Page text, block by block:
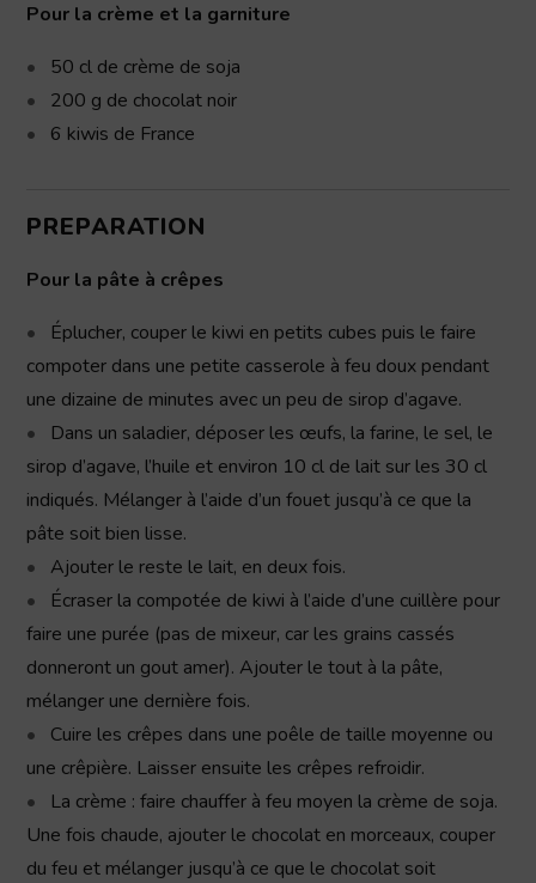
Pour la crème et la garniture
50 cl de crème de soja
200 g de chocolat noir
6 kiwis de France
PREPARATION
Pour la pâte à crêpes
Éplucher, couper le kiwi en petits cubes puis le faire
compoter dans une petite casserole à feu doux pendant
une dizaine de minutes avec un peu de sirop d’agave.
Dans un saladier, déposer les œufs, la farine, le sel, le
sirop d’agave, l’huile et environ 10 cl de lait sur les 30 cl
indiqués. Mélanger à l’aide d’un fouet jusqu’à ce que la
pâte soit bien lisse.
Ajouter le reste le lait, en deux fois.
Écraser la compotée de kiwi à l’aide d’une cuillère pour
faire une purée (pas de mixeur, car les grains cassés
donneront un gout amer). Ajouter le tout à la pâte,
mélanger une dernière fois.
Cuire les crêpes dans une poêle de taille moyenne ou
une crêpière. Laisser ensuite les crêpes refroidir.
La crème : faire chauffer à feu moyen la crème de soja.
Une fois chaude, ajouter le chocolat en morceaux, couper
du feu et mélanger jusqu’à ce que le chocolat soit